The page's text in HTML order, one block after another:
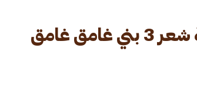
لوريال إكسلنس كريم صبغة شعر 3 بني غامق غامق